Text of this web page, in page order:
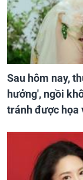
Sau hôm nay,
hưởng', ngồi
tránh được họa